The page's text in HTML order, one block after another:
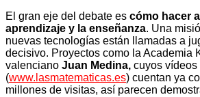
El gran eje del debate es cómo hacer
aprendizaje y la enseñanza. Una
nuevas tecnologías están llamadas a
decisivo. Proyectos como la Academia
valenciano Juan Medina, cuyos vídeos
(www.lasmatematicas.es) cuentan ya
millones de visitas, así parecen